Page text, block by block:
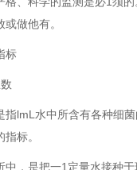
做他有。
标
指lmL水中所含有各种细
标。
中，是把一1定量水接种